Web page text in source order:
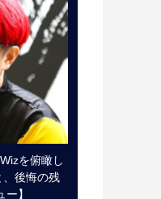
を俯瞰し
、後悔の残
】